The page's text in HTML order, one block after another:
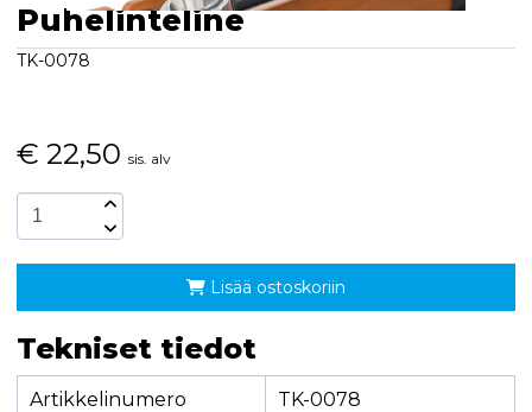
Puhelinteline
TK-0078
€ 22,50 sis. alv
Lisää ostoskoriin
Tekniset tiedot
Artikkelinumero TK-0078